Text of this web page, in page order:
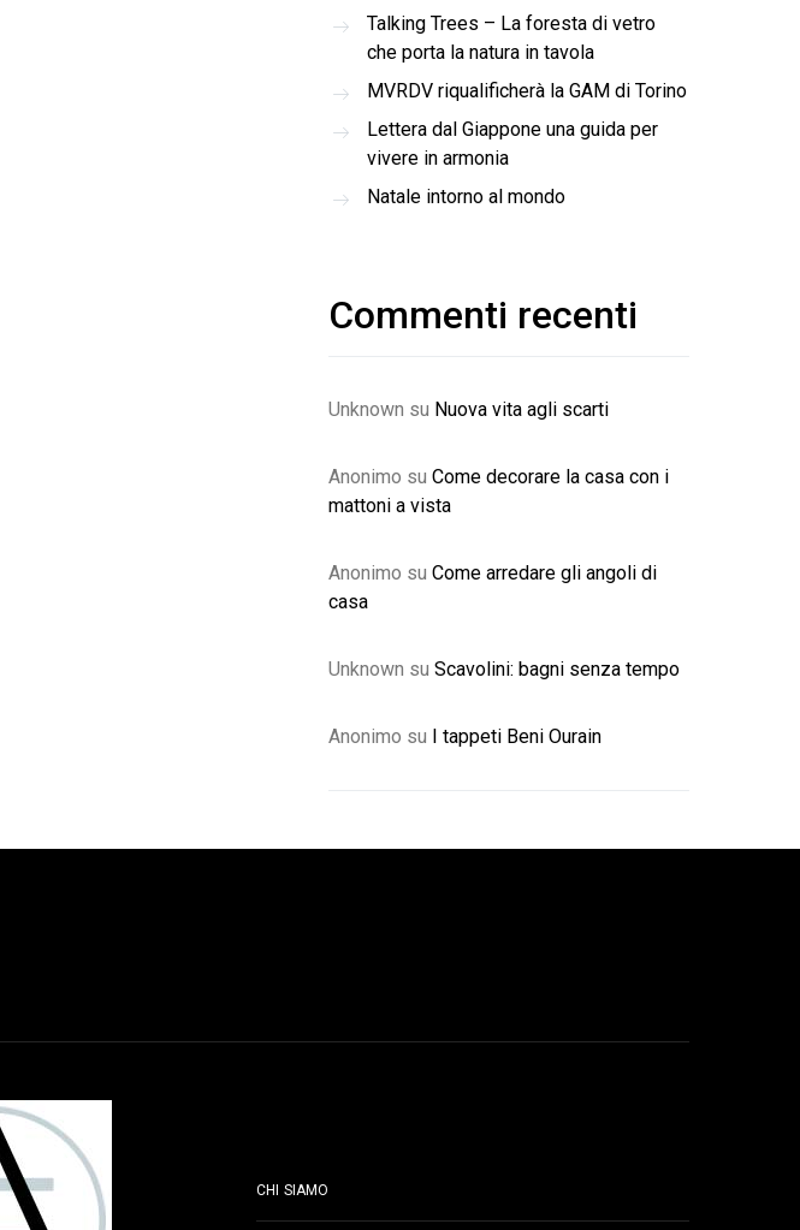
Talking Trees – La foresta di vetro
che porta la natura in tavola
MVRDV riqualificherà la GAM di Torino
Lettera dal Giappone una guida per
vivere in armonia
Natale intorno al mondo
Commenti recenti
Unknown su Nuova vita agli scarti
Anonimo su Come decorare la casa con i
mattoni a vista
Anonimo su Come arredare gli angoli di
casa
Unknown su Scavolini: bagni senza tempo
Anonimo su I tappeti Beni Ourain
CHI SIAMO